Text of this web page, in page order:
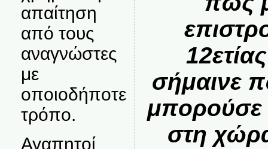
απαίτηση
από τους
αναγνώστες
με
οποιοδήποτε
τρόπο.
Αγαπητοί
σήμαινε
μπορούσε
στη